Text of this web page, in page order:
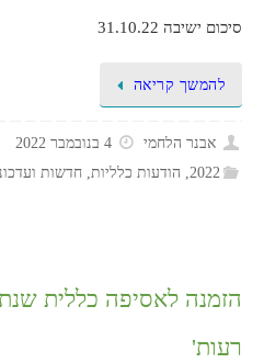
סיכום ישיבה 31.10.22
להמשך קריאה
אבנר הלחמי
4 בנובמבר 2022
2022
הודעות כלליות חדשות
הזמנה לאסיפה כללית
רעות'